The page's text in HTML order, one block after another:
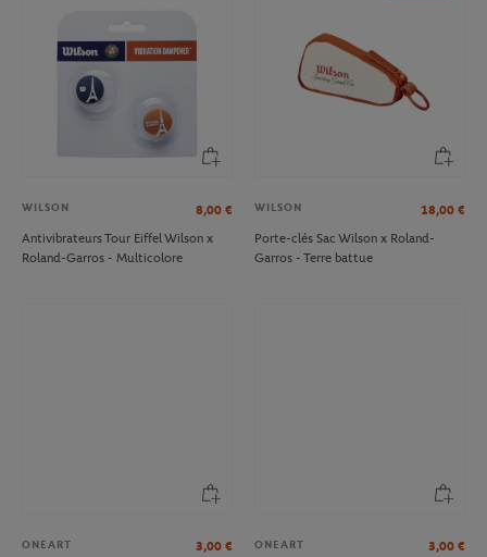
WILSON 8,00 €
Antivibrateurs Tour Eiffel Wilson x
Roland-Garros - Multicolore
WILSON 18,00 €
Porte-clés Sac Wilson x Roland-
Garros - Terre battue
ONEART 3,00 €
ONEART 3,00 €